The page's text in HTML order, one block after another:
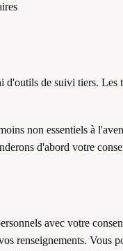
de suivi tiers. Les
non essentiels à
d'abord votre
avec votre
renseignements. Vous